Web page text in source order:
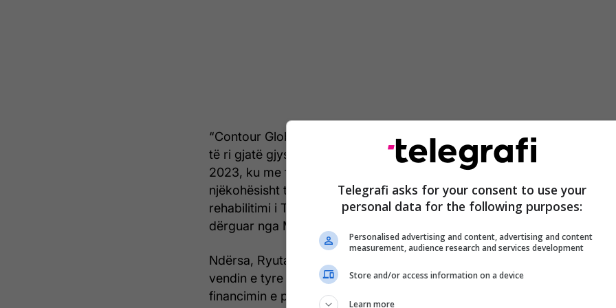
“Contour Global planifikon të vendosë gurthemelin e termocentralit
të ri gjatë gjysmës së parë të këtij viti dhe ta përfundojë deri në vitin
2023, ku me fillimin e operimit të Termocentralit 'Kosova e Re',
njëkohësisht të mbyllet Termocentrali 'Kosova A' dhe të përmbyllet
rehabilitimi i Termocentralit 'Kosova B'”, tha Lluka në një komunikatë
dërguar nga MZHE.
Ndërsa, Ryuta Suzuki, tha se Kosova ka rëndësi strategjike për
vendin e tyre dhe se Japonia është e interesuar që të përkrahë
financimin e projektit Kosova e Re, për shkak se ky projekt ka
Telegrafi asks for your consent to use your
personal data for the following purposes:
Personalised advertising and content, advertising and content
measurement, audience research and services development
Store and/or access information on a device
Learn more